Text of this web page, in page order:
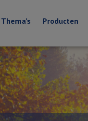
Thema’s Producten